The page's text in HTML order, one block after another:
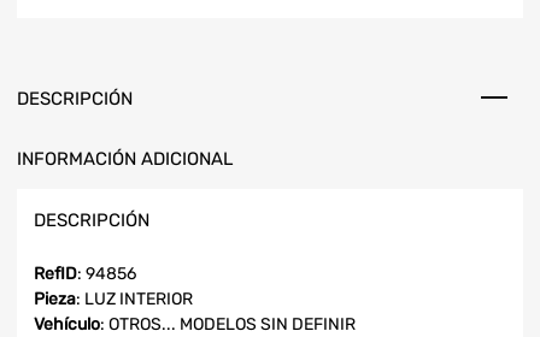
DESCRIPCIÓN
INFORMACIÓN ADICIONAL
DESCRIPCIÓN
RefID: 94856
Pieza: LUZ INTERIOR
Vehículo: OTROS... MODELOS SIN DEFINIR